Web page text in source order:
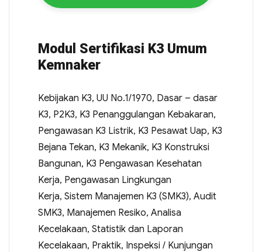
Modul Sertifikasi K3 Umum
Kemnaker
Kebijakan K3, UU No.1/1970, Dasar – dasar
K3, P2K3, K3 Penanggulangan Kebakaran,
Pengawasan K3 Listrik, K3 Pesawat Uap, K3
Bejana Tekan, K3 Mekanik, K3 Konstruksi
Bangunan, K3 Pengawasan Kesehatan
Kerja, Pengawasan Lingkungan
Kerja, Sistem Manajemen K3 (SMK3), Audit
SMK3, Manajemen Resiko, Analisa
Kecelakaan, Statistik dan Laporan
Kecelakaan, Praktik, Inspeksi / Kunjungan